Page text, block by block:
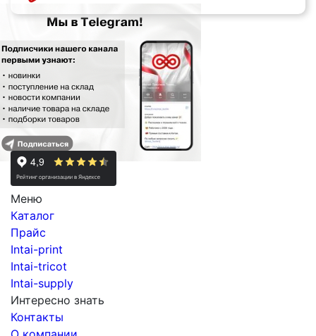
Меню
Каталог
Прайс
Intai-print
Intai-tricot
Intai-supply
Интересно знать
Контакты